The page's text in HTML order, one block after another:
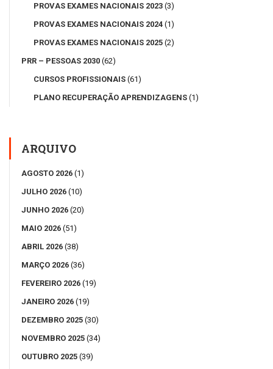
PROVAS EXAMES NACIONAIS 2023 (3)
PROVAS EXAMES NACIONAIS 2024 (1)
PROVAS EXAMES NACIONAIS 2025 (2)
PRR – PESSOAS 2030 (62)
CURSOS PROFISSIONAIS (61)
PLANO RECUPERAÇÃO APRENDIZAGENS (1)
ARQUIVO
AGOSTO 2026 (1)
JULHO 2026 (10)
JUNHO 2026 (20)
MAIO 2026 (51)
ABRIL 2026 (38)
MARÇO 2026 (36)
FEVEREIRO 2026 (19)
JANEIRO 2026 (19)
DEZEMBRO 2025 (30)
NOVEMBRO 2025 (34)
OUTUBRO 2025 (39)